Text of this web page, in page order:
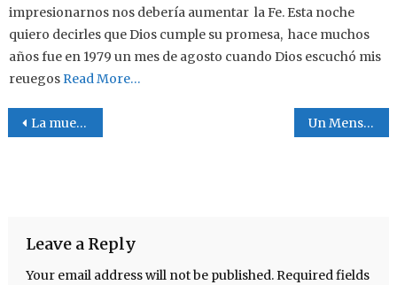
impresionarnos nos debería aumentar la Fe. Esta noche
quiero decirles que Dios cumple su promesa, hace muchos
años fue en 1979 un mes de agosto cuando Dios escuchó mis
reuegos Read More…
Post navigation
La muerte no es un personaje Un Mensaje a la Conciencia
Leave a Reply
Your email address will not be published. Required fields